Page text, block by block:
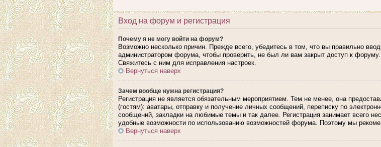
Вход на форум и регистрация
Почему я не могу войти на форум?
Возможно несколько причин. Прежде всего, убедитесь в том, что вы правильно
администратором форума, чтобы проверить, не был ли вам закрыт доступ к
Свяжитесь с ним для исправления настроек.
Вернуться наверх
Зачем вообще нужна регистрация?
Регистрация не является обязательным мероприятием. Тем не менее, она
(гостям): аватары, отправку и получение личных сообщений, переписку по
сообщений, закладки на любимые темы и так далее. Регистрация занимает всего
удобные возможности по использованию возможностей форума. Поэтому мы
Вернуться наверх